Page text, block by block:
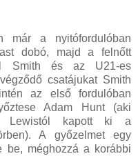
már a nyitófordulóban
dobó, majd a felnőtt
Smith és az U21-es
csatájukat Smith
az első fordulóban
Adam Hunt (aki
Lewistól kapott ki a
A győzelmet egy
be, méghozzá a korábbi